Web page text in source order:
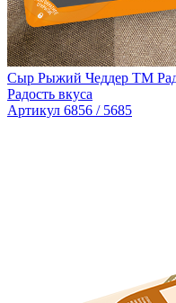
Сыр Рыжий Чеддер TM
Радость вкуса
Артикул 6856 / 5685